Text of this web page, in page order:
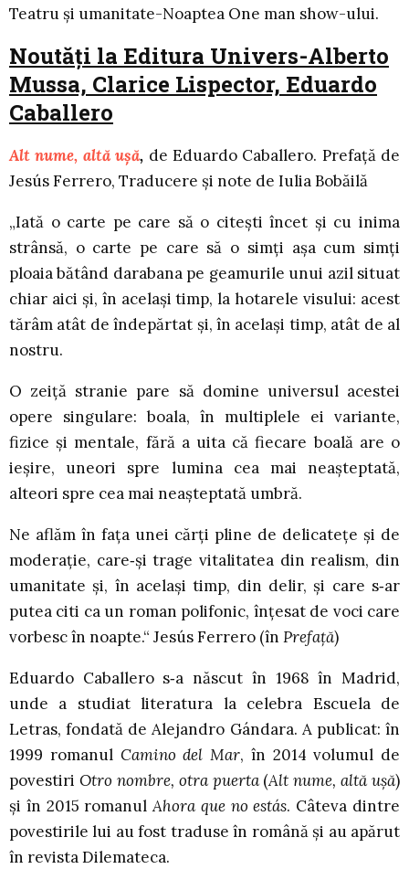
Teatru și umanitate-Noaptea One man show-ului.
Noutăți la Editura Univers-Alberto
Mussa, Clarice Lispector, Eduardo
Caballero
Alt nume, altă uşă, de Eduardo Caballero. Prefață de
Jesús Ferrero, Traducere și note de Iulia Bobăilă
„Iată o carte pe care să o citeşti încet şi cu inima
strânsă, o carte pe care să o simţi aşa cum simţi
ploaia bătând darabana pe geamurile unui azil situat
chiar aici şi, în acelaşi timp, la hotarele visului: acest
tărâm atât de îndepărtat şi, în acelaşi timp, atât de al
nostru.
O zeiţă stranie pare să domine universul acestei
opere singulare: boala, în multiplele ei variante,
fizice şi mentale, fără a uita că fiecare boală are o
ieşire, uneori spre lumina cea mai neaşteptată,
alteori spre cea mai neaşteptată umbră.
Ne aflăm în faţa unei cărţi pline de delicateţe şi de
moderaţie, care‑şi trage vitalitatea din realism, din
umanitate şi, în acelaşi timp, din delir, şi care s‑ar
putea citi ca un roman polifonic, înţesat de voci care
vorbesc în noapte.“ Jesús Ferrero (în Prefaţă)
Eduardo Caballero s‑a născut în 1968 în Madrid,
unde a studiat literatura la celebra Escuela de
Letras, fondată de Alejandro Gándara. A publicat: în
1999 romanul Camino del Mar, în 2014 volumul de
povestiri Otro nombre, otra puerta(Alt nume, altă uşă)
şi în 2015 romanulAhora que no estás. Câteva dintre
povestirile lui au fost traduse în română şi au apărut
în revista Dilemateca.